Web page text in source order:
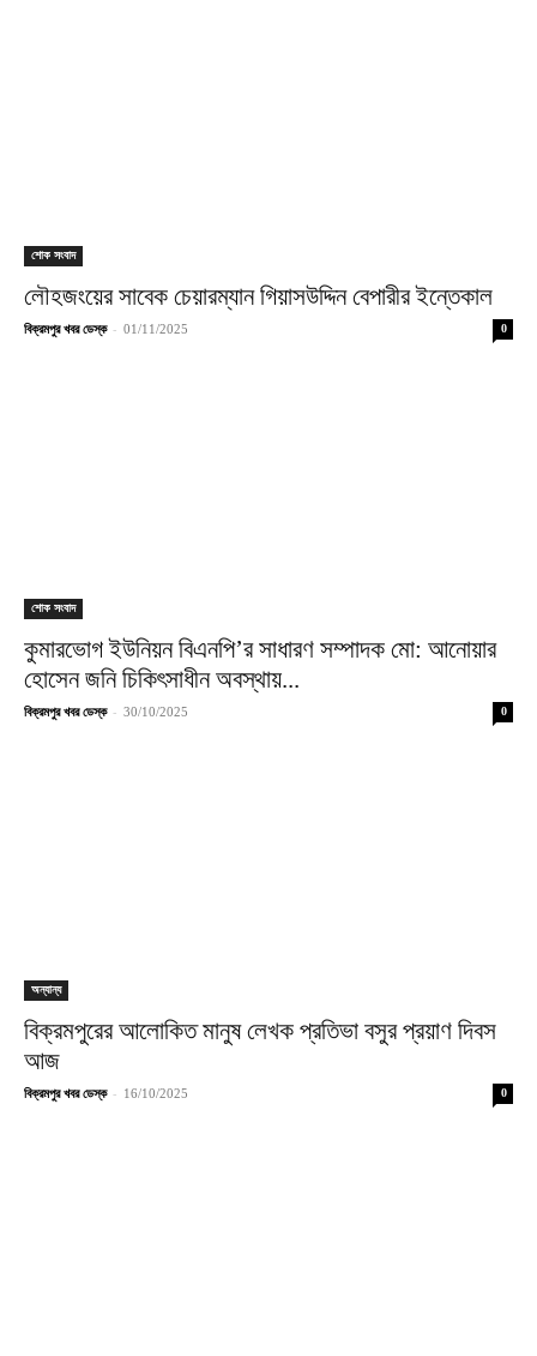
শোক সংবাদ
লৌহজংয়ের সাবেক চেয়ারম্যান গিয়াসউদ্দিন বেপারীর ইন্তেকাল
বিক্রমপুর খবর ডেস্ক - 01/11/2025 0
শোক সংবাদ
কুমারভোগ ইউনিয়ন বিএনপি’র সাধারণ সম্পাদক মো: আনোয়ার
হোসেন জনি চিকিৎসাধীন অবস্থায়...
বিক্রমপুর খবর ডেস্ক - 30/10/2025 0
অন্যান্য
বিক্রমপুরের আলোকিত মানুষ লেখক প্রতিভা বসুর প্রয়াণ দিবস
আজ
বিক্রমপুর খবর ডেস্ক - 16/10/2025 0